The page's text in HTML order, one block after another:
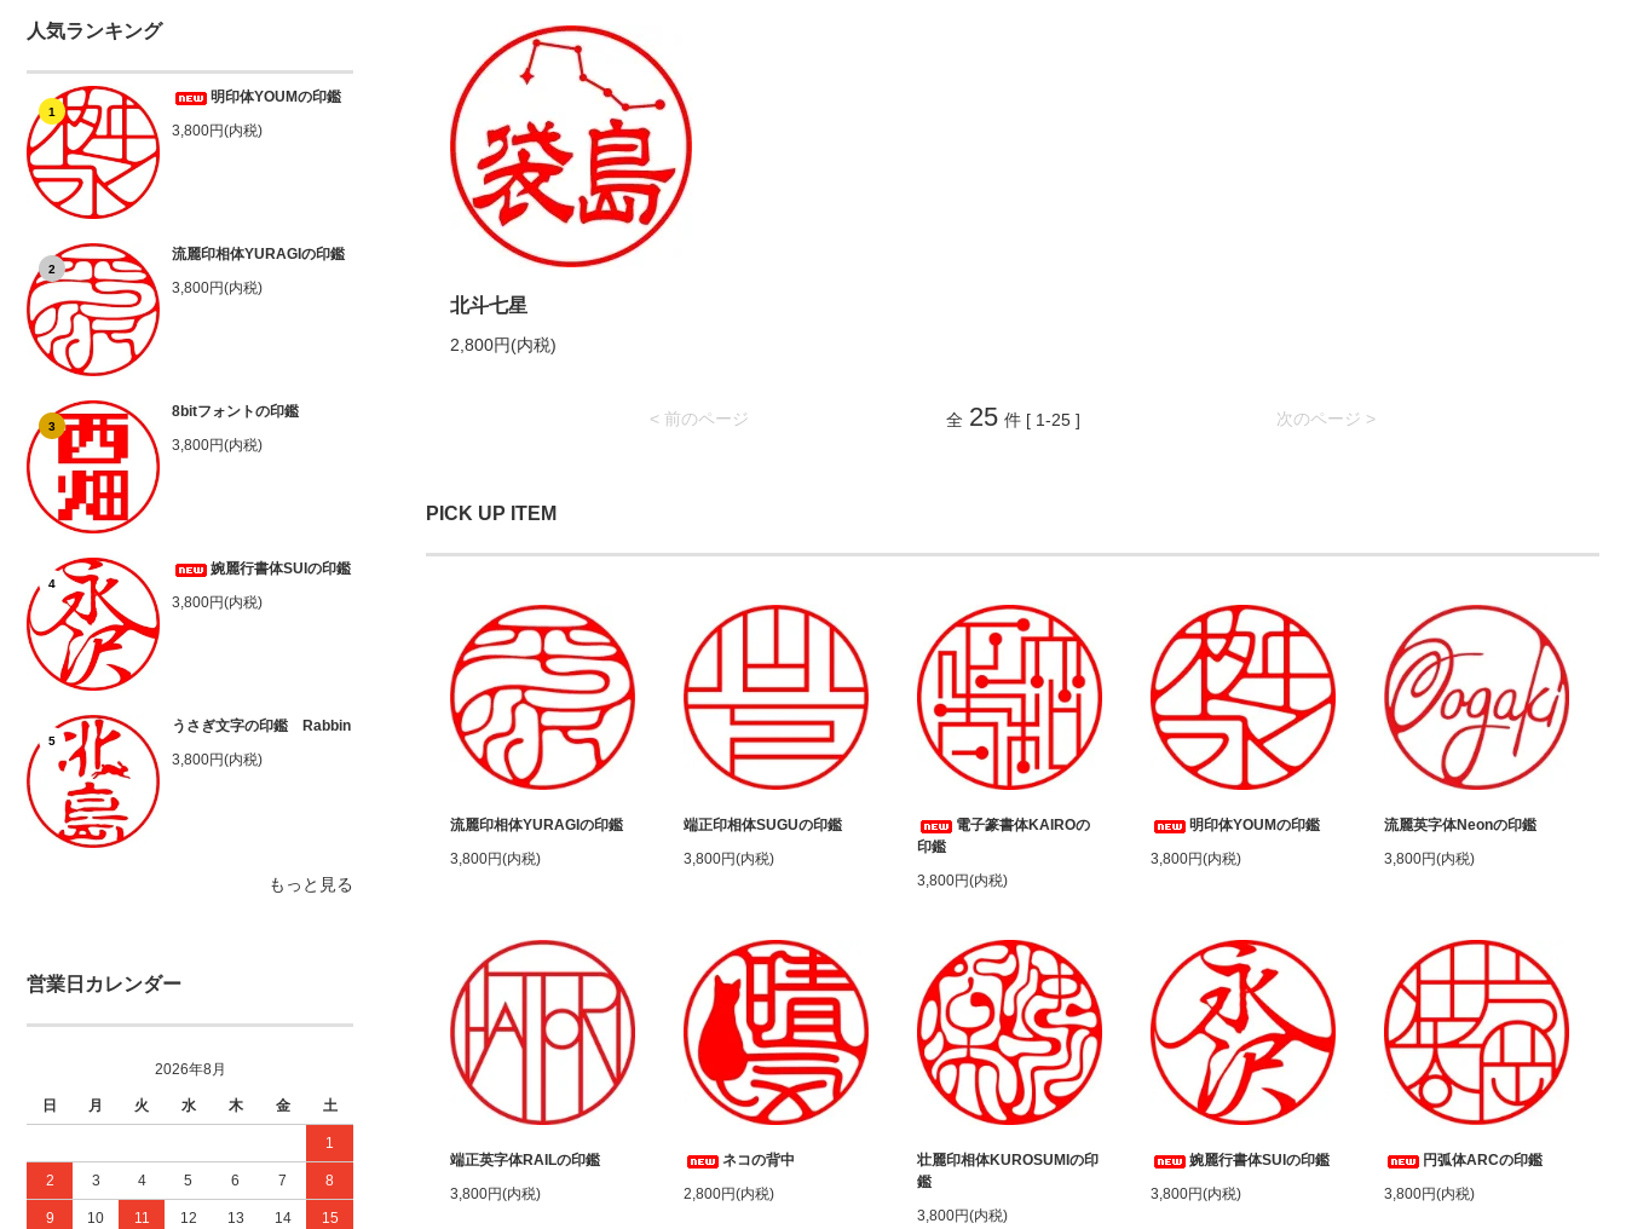
人気ランキング
1
明印体YOUMの印鑑
3,800円(内税)
2
流麗印相体YURAGIの印鑑
3,800円(内税)
3
8bitフォントの印鑑
3,800円(内税)
4
婉麗行書体SUIの印鑑
3,800円(内税)
5
うさぎ文字の印鑑 Rabbin
3,800円(内税)
もっと見る
営業日カレンダー
2026年8月
日 月 火 水 木 金 土
1
2 3 4 5 6 7 8
9 10 11 12 13 14 15
北斗七星
2,800円(内税)
< 前のページ 次のページ >
全 25 件 [ 1-25 ]
PICK UP ITEM
流麗印相体YURAGIの印鑑
3,800円(内税)
端正印相体SUGUの印鑑
3,800円(内税)
電子篆書体KAIROの
印鑑
3,800円(内税)
明印体YOUMの印鑑
3,800円(内税)
流麗英字体Neonの印鑑
3,800円(内税)
端正英字体RAILの印鑑
3,800円(内税)
ネコの背中
2,800円(内税)
壮麗印相体KUROSUMIの印
鑑
3,800円(内税)
婉麗行書体SUIの印鑑
3,800円(内税)
円弧体ARCの印鑑
3,800円(内税)